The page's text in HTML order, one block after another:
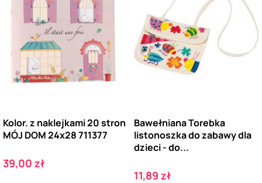
Kolor. z naklejkami 20 stron
MÓJ DOM 24x28 711377
Cena
39,00 zł
Bawełniana Torebka
listonoszka do zabawy dla
dzieci - do...
Cena
11,89 zł